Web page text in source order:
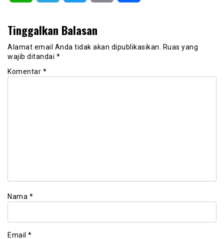
Tinggalkan Balasan
Alamat email Anda tidak akan dipublikasikan.
Ruas yang
wajib ditandai *
Komentar *
Nama *
Email *